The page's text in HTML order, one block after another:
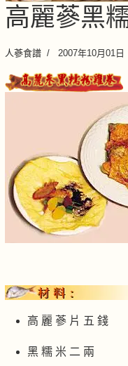
高麗蔘黑
人蔘食譜 2007年10月01日
高 麗 蔘 片 五 錢
黑 糯 米 二 兩